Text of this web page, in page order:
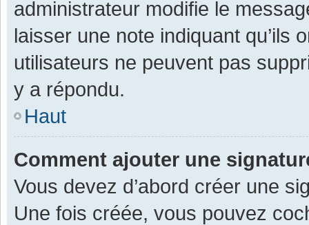
administrateur modifie le
laisser une note indiquant qu’ils
utilisateurs ne peuvent pas
y a répondu.
Haut
Comment ajouter une
Vous devez d’abord créer une
Une fois créée, vous pouvez